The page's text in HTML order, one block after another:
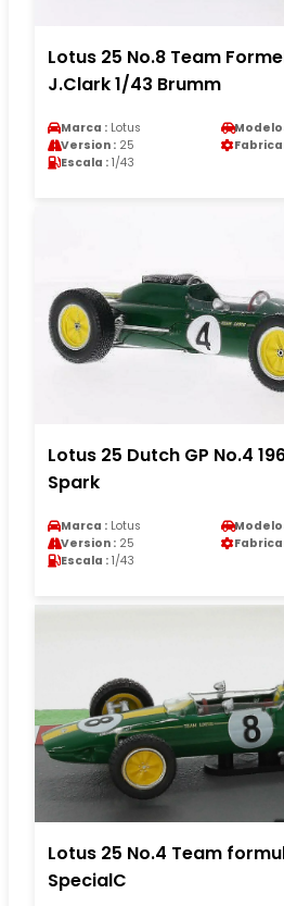
Lotus 25 No.8 Team
J.Clark 1/43 Brumm
Marca : Lotus
Version : 25
Escala : 1/43
Lotus 25 Dutch GP No.4
Spark
Marca : Lotus
Version : 25
Escala : 1/43
Lotus 25 No.4 Team
SpecialC